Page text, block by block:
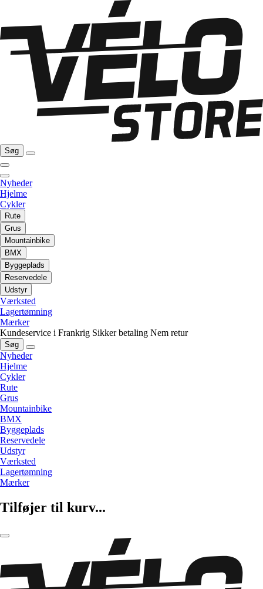
Søg
Nyheder
Hjelme
Cykler
Rute
Grus
Mountainbike
BMX
Byggeplads
Reservedele
Udstyr
Værksted
Lagertømning
Mærker
Kundeservice i Frankrig Sikker betaling Nem retur
Søg
Nyheder
Hjelme
Cykler
Rute
Grus
Mountainbike
BMX
Byggeplads
Reservedele
Udstyr
Værksted
Lagertømning
Mærker
Tilføjer til kurv...